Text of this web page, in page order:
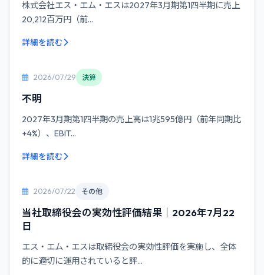
株式会社エス・エム・エスは2027年3月期第1四半期に売上
20,212百万円（前...
詳細を読む
2026/07/29 決算
不明
2027年3月期第1四半期の売上高は1兆595億円（前年同期比
+4%）、EBIT...
詳細を読む
2026/07/22 その他
当社取締役会の実効性評価結果｜2026年7月22
日
エス・エム・エスは取締役会の実効性評価を実施し、全体
的に適切に運用されていると評...